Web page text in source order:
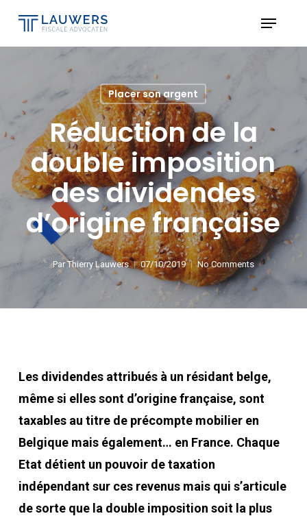
Menu
Placer son argent
Réduction de la
double imposition
des dividendes
d’origine française
Par Thierry Lauwers 07/10/2019 No Comments
Les dividendes attribués à un résidant belge,
même si elles sont d’origine française, sont
taxables au titre de précompte mobilier en
Belgique mais également… en France. Chaque
Etat détient un pouvoir de taxation
indépendant sur ces revenus mais qui s’articule
de sorte que la double imposition soit la plus
Close